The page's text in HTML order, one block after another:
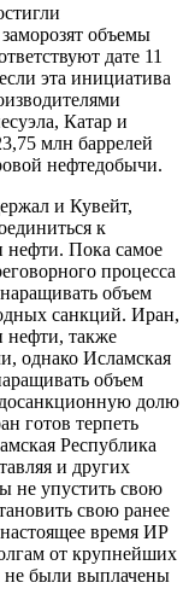
объемы
дате 11
эта инициатива
Катар и
млн баррелей
нефтедобычи.
и Кувейт,
к
нефти. Пока самое
процесса
объем
санкций. Иран,
нефти, также
однако Исламская
объем
долю
готов терпеть
Республика
и других
не упустить свою
свою ранее
время ИР
от крупнейших
не были выплачены